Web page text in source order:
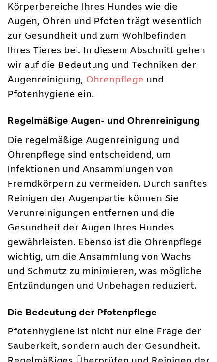
Körperbereiche Ihres Hundes wie die
Augen, Ohren und Pfoten trägt wesentlich
zur Gesundheit und zum Wohlbefinden
Ihres Tieres bei. In diesem Abschnitt gehen
wir auf die Bedeutung und Techniken der
Augenreinigung, Ohrenpflege und
Pfotenhygiene ein.
Regelmäßige Augen- und Ohrenreinigung
Die regelmäßige Augenreinigung und
Ohrenpflege sind entscheidend, um
Infektionen und Ansammlungen von
Fremdkörpern zu vermeiden. Durch sanftes
Reinigen der Augenpartie können Sie
Verunreinigungen entfernen und die
Gesundheit der Augen Ihres Hundes
gewährleisten. Ebenso ist die Ohrenpflege
wichtig, um die Ansammlung von Wachs
und Schmutz zu minimieren, was mögliche
Entzündungen und Unbehagen reduziert.
Die Bedeutung der Pfotenpflege
Pfotenhygiene ist nicht nur eine Frage der
Sauberkeit, sondern auch der Gesundheit.